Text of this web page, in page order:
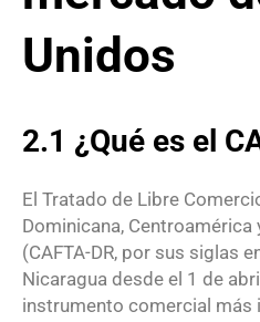
Unidos
2.1 ¿Qué es el
El Tratado de Libre
Dominicana, Centroamérica
(CAFTA-DR, por sus siglas
Nicaragua desde el 1 de
instrumento comercial más